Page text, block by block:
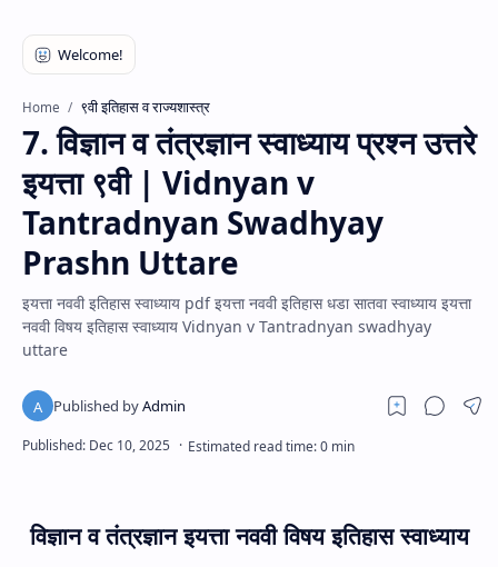
Home ९वी इतिहास व राज्यशास्त्र
7. विज्ञान व तंत्रज्ञान स्वाध्याय प्रश्न उत्तरे
इयत्ता ९वी | Vidnyan v
Tantradnyan Swadhyay
Prashn Uttare
इयत्ता नववी इतिहास स्वाध्याय pdf इयत्ता नववी इतिहास धडा सातवा स्वाध्याय इयत्ता
नववी विषय इतिहास स्वाध्याय Vidnyan v Tantradnyan swadhyay
uttare
विज्ञान व तंत्रज्ञान इयत्ता नववी विषय इतिहास स्वाध्याय